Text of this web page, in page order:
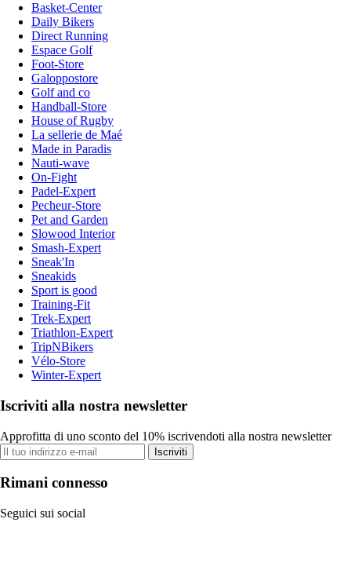
Basket-Center
Daily Bikers
Direct Running
Espace Golf
Foot-Store
Galoppostore
Golf and co
Handball-Store
House of Rugby
La sellerie de Maé
Made in Paradis
Nauti-wave
On-Fight
Padel-Expert
Pecheur-Store
Pet and Garden
Slowood Interior
Smash-Expert
Sneak'In
Sneakids
Sport is good
Training-Fit
Trek-Expert
Triathlon-Expert
TripNBikers
Vélo-Store
Winter-Expert
Iscriviti alla nostra newsletter
Approfitta di uno sconto del 10% iscrivendoti alla nostra newsletter
Iscriviti
Rimani connesso
Seguici sui social